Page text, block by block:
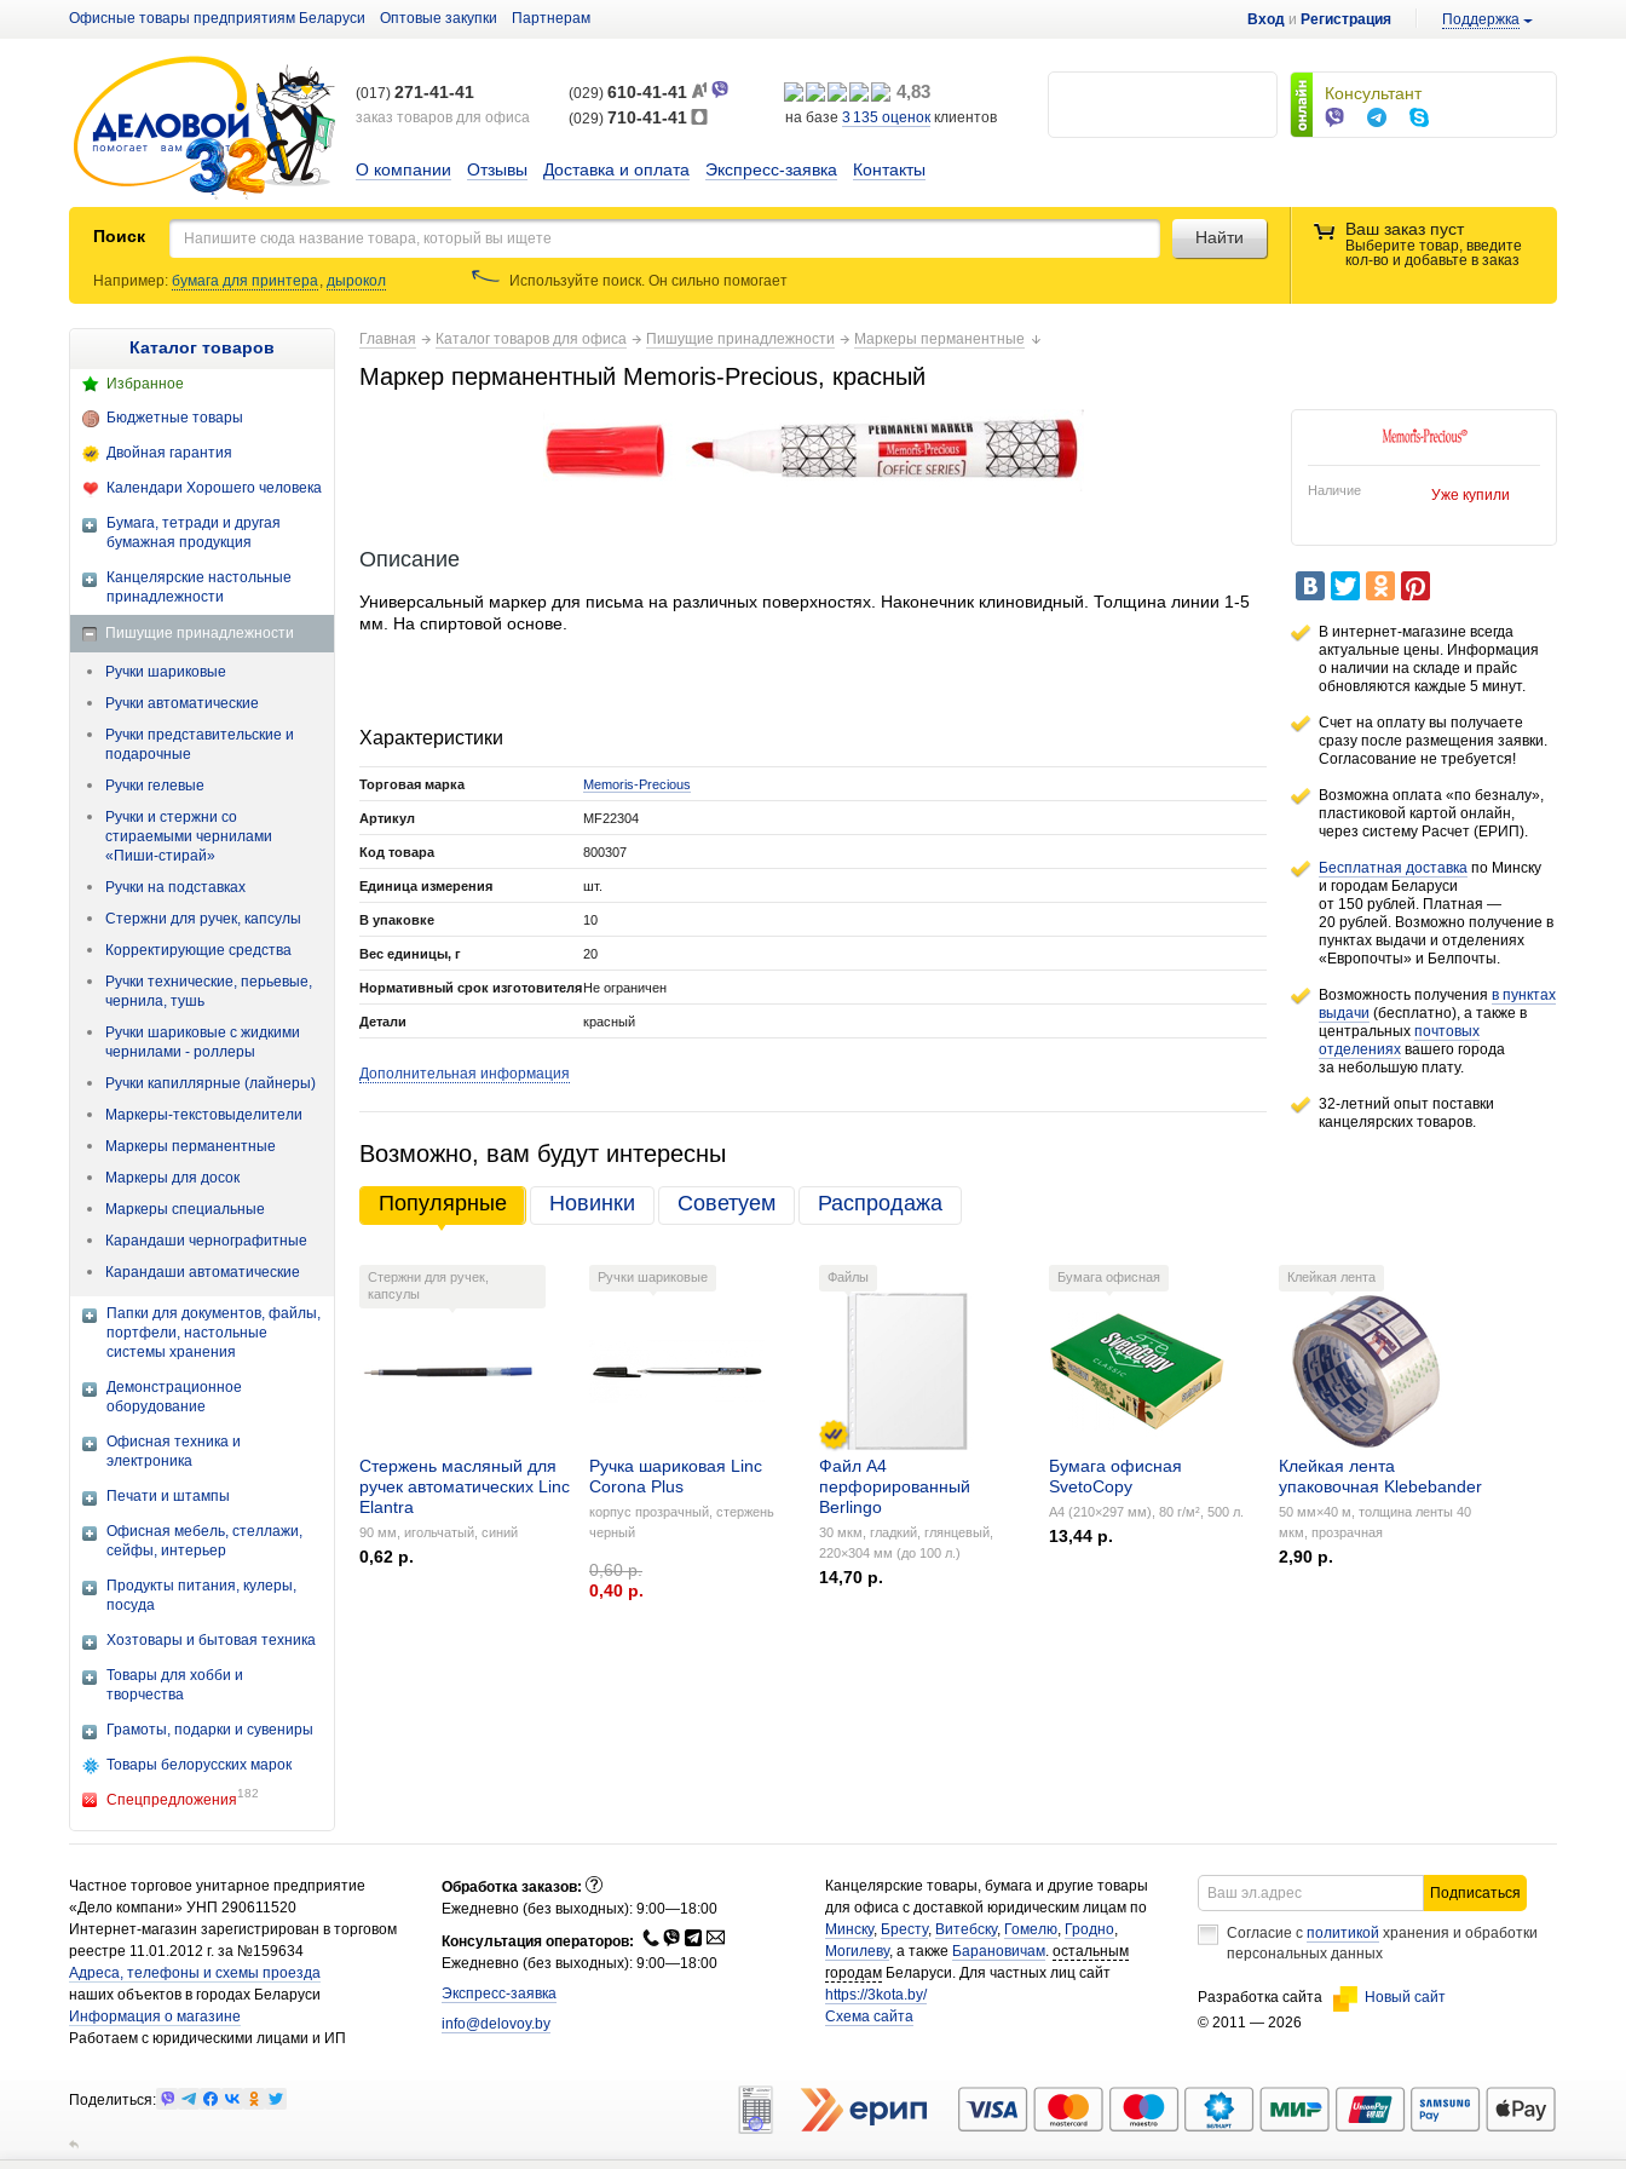
Вход и Регистрация Поддержка
Офисные товары предприятиям Беларуси Оптовые закупки Партнерам
Консультант
(017) 271-41-41
заказ товаров для офиса
(029) 610-41-41
(029) 710-41-41
4,83
на базе 3 135 оценок клиентов
О компании Отзывы Доставка и оплата Экспресс-заявка Контакты
Поиск Ваш заказ пуст
Выберите товар, введите
кол-во и добавьте в заказ
Найти
Например: бумага для принтера, дырокол Используйте поиск. Он сильнопомогает
Каталог товаров
Избранное
Бюджетные товары
Двойная гарантия
Календари Хорошего человека
Бумага, тетради и другая
бумажная продукция
Канцелярские настольные
принадлежности
Пишущие принадлежности
Ручки шариковые
Ручки автоматические
Ручки представительские и
подарочные
Ручки гелевые
Ручки и стержни со
стираемыми чернилами
«Пиши-стирай»
Ручки на подставках
Стержни для ручек, капсулы
Корректирующие средства
Ручки технические, перьевые,
чернила, тушь
Ручки шариковые с жидкими
чернилами - роллеры
Ручки капиллярные (лайнеры)
Маркеры-текстовыделители
Маркеры перманентные
Маркеры для досок
Маркеры специальные
Карандаши чернографитные
Карандаши автоматические
Папки для документов, файлы,
портфели, настольные
системы хранения
Демонстрационное
оборудование
Офисная техника и
электроника
Печати и штампы
Офисная мебель, стеллажи,
сейфы, интерьер
Продукты питания, кулеры,
посуда
Хозтовары и бытовая техника
Товары для хобби и
творчества
Грамоты, подарки и сувениры
Товары белорусских марок
Спецпредложения182
Главная Каталог товаров для офиса Пишущие принадлежности Маркеры перманентные
Маркер перманентный Memoris-Precious, красный
Наличие Уже купили
В интернет-магазине всегда
актуальные цены. Информация
о наличии на складе и прайс
обновляются каждые 5 минут.
Счет на оплату вы получаете
сразу после размещения заявки.
Согласование не требуется!
Возможна оплата «по безналу»,
пластиковой картой онлайн,
через систему Расчет (ЕРИП).
Бесплатная доставка по Минску
и городам Беларуси
от 150 рублей. Платная —
20 рублей. Возможно получение в
пунктах выдачи и отделениях
«Европочты» и Белпочты.
Возможность получения в пунктах
выдачи (бесплатно), а также в
центральных почтовых
отделениях вашего города
за небольшую плату.
32-летний опыт поставки
канцелярских товаров.
Описание
Универсальный маркер для письма на различных поверхностях. Наконечник клиновидный. Толщина линии 1-5
мм. На спиртовой основе.
Характеристики
Торговая марка Memoris-Precious
Артикул MF22304
Код товара 800307
Единица измерения шт.
В упаковке 10
Вес единицы, г 20
Нормативный срок изготовителяНе ограничен
Детали красный
Дополнительная информация
Возможно, вам будут интересны
Популярные Новинки Советуем Распродажа
Стержни для ручек,
капсулы
Стержень масляный для
ручек автоматических Linc
Elantra
90 мм, игольчатый, синий
0,62 р.
Ручки шариковые
Ручка шариковая Linc
Corona Plus
корпус прозрачный, стержень
черный
0,60 р.
0,40 p.
Файлы
Файл А4
перфорированный
Berlingo
30 мкм, гладкий, глянцевый,
220×304 мм (до 100 л.)
14,70 р.
Бумага офисная
Бумага офисная
SvetoCopy
А4 (210×297 мм), 80 г/м², 500 л.
13,44 р.
Клейкая лента
Клейкая лента
упаковочная Klebebander
50 мм×40 м, толщина ленты 40
мкм, прозрачная
2,90 р.
Частное торговое унитарное предприятие
«Дело компани» УНП 290611520
Интернет-магазин зарегистрирован в торговом
реестре 11.01.2012 г. за №159634
Адреса, телефоны и схемы проезда
наших объектов в городах Беларуси
Информация о магазине
Работаем с юридическими лицами и ИП
Подписаться
Согласие с политикой хранения и обработки
персональных данных
Разработка сайта
Новый сайт
© 2011 — 2026
Обработка заказов:
Ежедневно (без выходных): 9:00—18:00
Консультация операторов:
Ежедневно (без выходных): 9:00—18:00
Экспресс-заявка
info@delovoy.by
Канцелярские товары, бумага и другие товары
для офиса с доставкой юридическим лицам по
Минску, Бресту, Витебску, Гомелю, Гродно,
Могилеву, а также Барановичам.остальным
городам Беларуси. Для частных лиц сайт
https://3kota.by/
Схема сайта
Поделиться: